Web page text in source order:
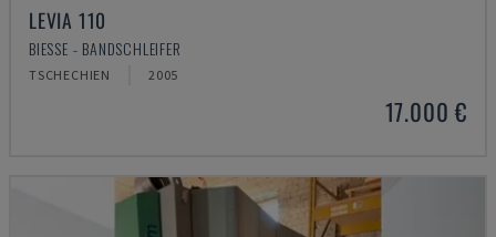
LEVIA 110
BIESSE - BANDSCHLEIFER
TSCHECHIEN 2005
17.000 €